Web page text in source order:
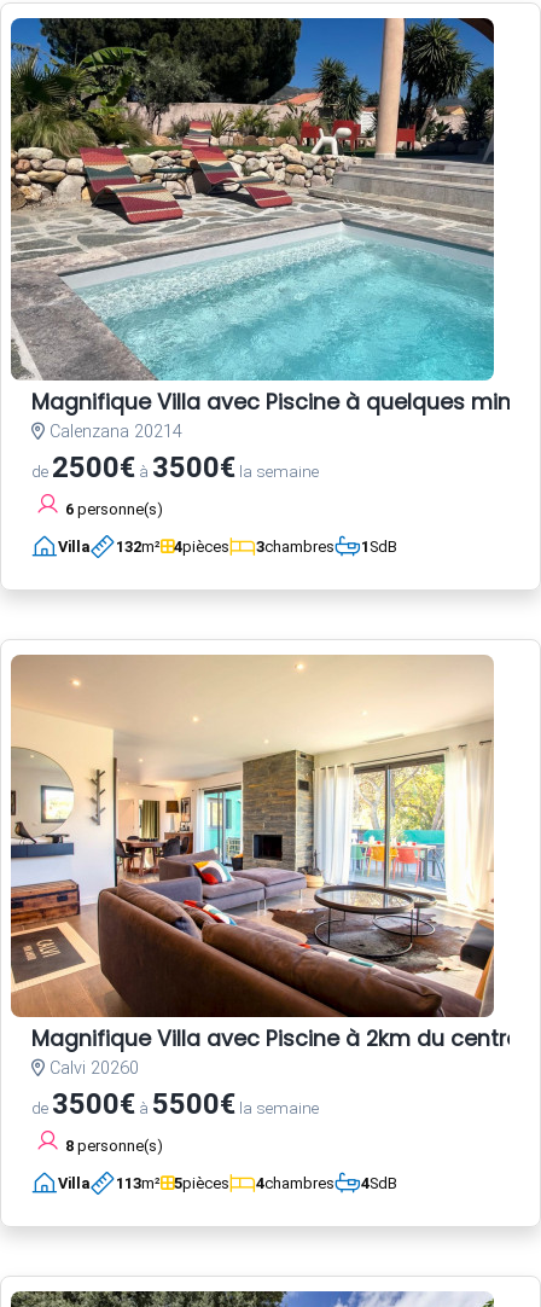
Magnifique Villa avec Piscine à quelques
Calenzana 20214
de 2500€ à 3500€ la semaine
6 personne(s)
Villa 132m² 4pièces 3chambres 1SdB
Magnifique Villa avec Piscine à 2km du centre-
Calvi 20260
de 3500€ à 5500€ la semaine
8 personne(s)
Villa 113m² 5pièces 4chambres 4SdB